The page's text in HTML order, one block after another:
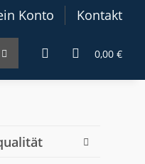
Konto Kontakt
0,00 €